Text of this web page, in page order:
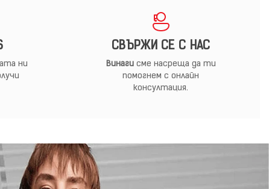
ни
СВЪРЖИ СЕ С НАС
Винагисме насреща да ти
помогнем с онлайн
консултация.